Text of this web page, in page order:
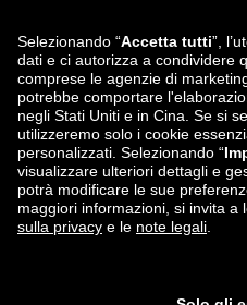
Seguici su
Le app di Privé by Zalando